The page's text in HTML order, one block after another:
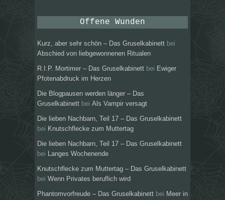
Offene Wunden
Kurz, aber sehr schön – Das Gruselkabinett bei
Abschied von liebgewonnenen Ritualen
R.I.P. Mortimer – Das Gruselkabinett bei Ewiger
Pfotenabdruck im Herzen
Die Blogpausen werden länger – Das
Gruselkabinett bei Als Vampir versagt
Die lieben Nachbarn, Teil 17 – Das Gruselkabinett
bei Knutschflecke zum Muttertag
Die lieben Nachbarn, Teil 17 – Das Gruselkabinett
bei
Langes Wochenende
Knutschflecke zum Muttertag – Das Gruselkabinett
bei Wenn Privates beruflich wird
Phantomvorfreude – Das Gruselkabinett bei Meer in